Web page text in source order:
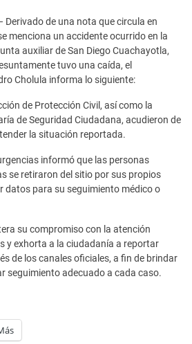
Derivado de una nota que circula en
menciona un accidente ocurrido en la
auxiliar de San Diego Cuachayotla,
tuvo una caída, el
Cholula informa lo siguiente:
de Protección Civil, así como la
de Seguridad Ciudadana, acudieron de
la situación reportada.
informó que las personas
se retiraron del sitio por sus propios
datos para su seguimiento médico o
su compromiso con la atención
y exhorta a la ciudadanía a reportar
de los canales oficiales, a fin de brindar
seguimiento adecuado a cada caso.